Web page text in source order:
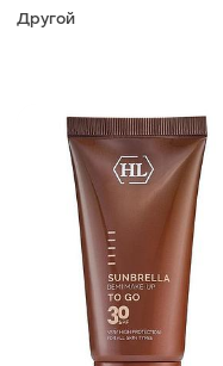
Другой